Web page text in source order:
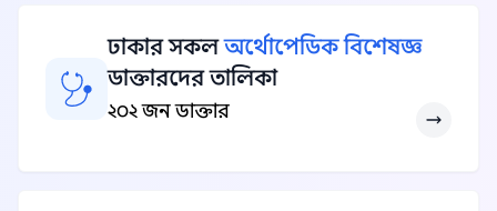
ঢাকার সকলঅর্থোপেডিক বিশেষজ্ঞ
ডাক্তারদের তালিকা
২০২ জন ডাক্তার